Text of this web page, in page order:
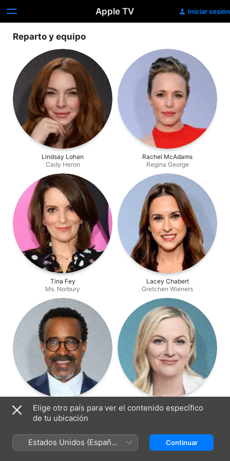
Apple TV Iniciar sesión
Reparto y equipo
Lindsay Lohan
Cady Heron
Rachel McAdams
Regina George
Tina Fey
Ms. Norbury
Lacey Chabert
Gretchen Wieners
Tim Meadows
Mr. Duvall
Amy Poehler
Mrs. George
Elige otro país para ver el contenido específico
de tu ubicación
Estados Unidos (Español
México)
Continuar